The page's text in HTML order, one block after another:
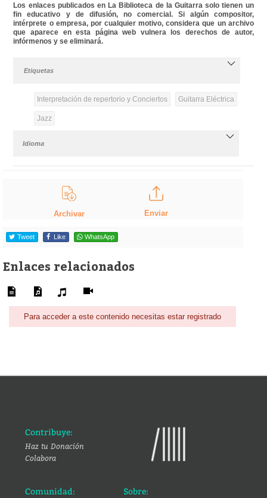
Los enlaces publicados en La Biblioteca de la Guitarra solo tienen un
fin educativo y de difusión, no comercial. Si algún compositor,
intérprete o empresa, por cualquier motivo, considera que un archivo
que aparece en esta página web vulnera los derechos de autor,
infórmenos y se eliminará.
Etiquetas
Interpretación de repertorio y Conciertos Guitarra Eléctrica
Jazz
Idioma
Archivar Enviar
Tweet Like WhatsApp
Enlaces relacionados
Para acceder a este contenido necesitas estar registrado
Contribuye:
Haz tu Donación
Colabora
Comunidad: Sobre: